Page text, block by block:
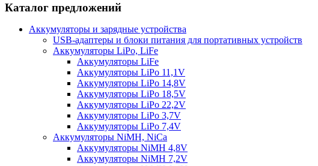
Каталог предложений
Аккумуляторы и зарядные устройства
USB-адаптеры и блоки питания для портативных устройств
Аккумуляторы LiPo, LiFe
Аккумуляторы LiFe
Аккумуляторы LiPo 11,1V
Аккумуляторы LiPo 14,8V
Аккумуляторы LiPo 18,5V
Аккумуляторы LiPo 22,2V
Аккумуляторы LiPo 3,7V
Аккумуляторы LiPo 7,4V
Аккумуляторы NiMH, NiCa
Аккумуляторы NiMH 4,8V
Аккумуляторы NiMH 7,2V